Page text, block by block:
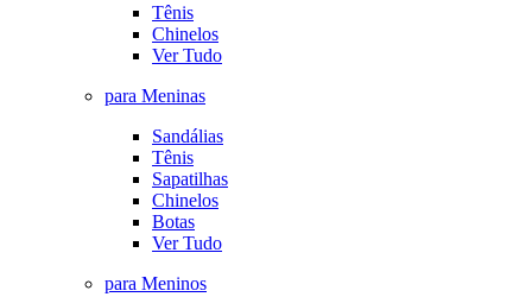
Tênis
Chinelos
Ver Tudo
para Meninas
Sandálias
Tênis
Sapatilhas
Chinelos
Botas
Ver Tudo
para Meninos